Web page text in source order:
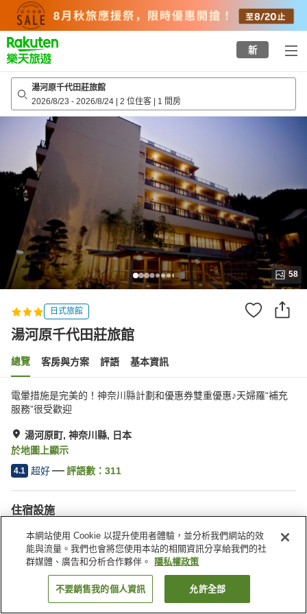
top
page
新
湯河原千代田莊旅館
2026/8/23 - 2026/8/24 | 2 位住客 | 1 間房
58
日式旅館
湯河原千代田莊旅館
總覽 客房與方案 評語 基本資訊
電暈措施是完美的！神奈川縣計劃和優惠券雙重優惠♪天婦羅“補充
服務”很受歡迎
湯河原町, 神奈川縣, 日本
於地圖上顯示
4.1 超好 評語數： 311
住宿設施
停車場
三溫暖
咖啡廳
自動販賣機
找客房
本網站使用 Cookie 以提升使用者體驗，並分析我們網站的效
能與流量。我們也會將您使用本站的相關資訊分享給我們的社
群媒體、廣告和分析合作夥伴。
隱私權政策
不要銷售我的個人資訊 允許全部